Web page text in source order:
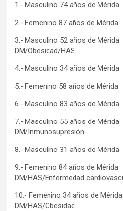
1.- Masculino 74 años de
2.- Femenino 87 años de
3.- Masculino 52 años de
DM/Obesidad/HAS
4.- Masculino 34 años de
5.- Femenino 58 años de
6.- Masculino 83 años de
7.- Masculino 55 años de
DM/Inmunosupresión
8.- Masculino 31 años de
9.- Femenino 84 años de
DM/HAS/Enfermedad
10.- Femenino 34 años de
DM/HAS/Obesidad